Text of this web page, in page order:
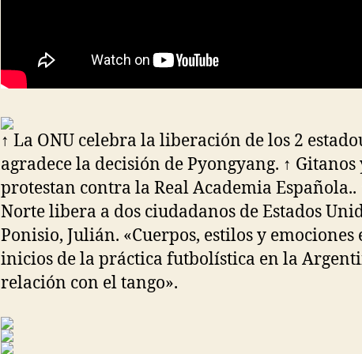
↑ La ONU celebra la liberación de los 2
agradece la decisión de Pyongyang. ↑
protestan contra la Real Academia Española..
Norte libera a dos ciudadanos de Estados
Ponisio, Julián. «Cuerpos, estilos y emociones
inicios de la práctica futbolística en la
relación con el tango».